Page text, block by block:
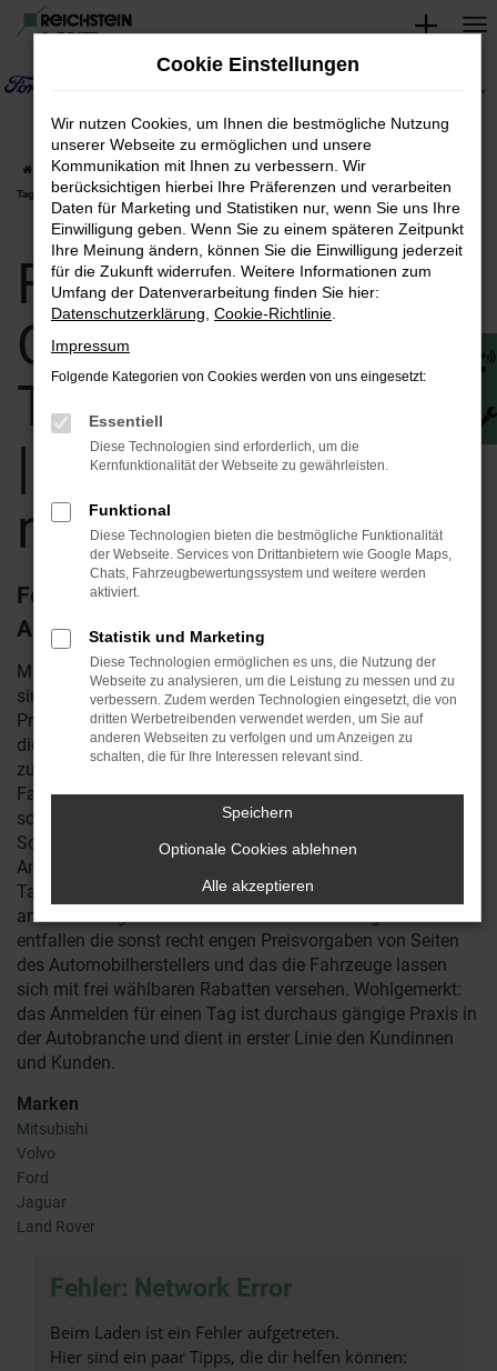
Zum
springen
Startseite Apolda Ford Ford Transit Courier
Ford Transit Courier
Tageszulassungen | Lieferservice nach Apolda
Ford Transit
Courier
Tageszulassungen
| Lieferservice
nach Apolda
Ford Transit Courier Tageszulassung in
Apolda – Neuwagen zum Schnäppchenpreis
Mit einer Ford Transit Courier Tageszulassung in Apolda
sind Sie in einem Neuwagen zum deutlich günstigeren
Preis unterwegs. Was Sie dafür tun müssen? Nichts, außer
die spannenden Angebot bei Reichstein & Opitz ins Visier
zu nehmen. Wir bieten Ihnen eine ganze Reihe an
Fahrzeugen als Ford Transit Courier Tageszulassung und
sorgen dafür, dass Ihre Mobilität in Apolda zum
Schnäppchenpreis erfolgt. Die Besonderheit unserer
Angebot liegt darin, dass jede Ford Transit Courier
Tageszulassung für genau einen Tag in Apolda oder
anderswo zugelassen wurde. Durch diese Vorgehensweise
entfallen die sonst recht engen Preisvorgaben von Seiten
des Automobilherstellers und das die Fahrzeuge lassen
sich mit frei wählbaren Rabatten versehen. Wohlgemerkt:
das Anmelden für einen Tag ist durchaus gängige Praxis in
der Autobranche und dient in erster Linie den Kundinnen
und Kunden.
Marken
Mitsubishi
Volvo
Ford
Jaguar
Land Rover
Fehler: Network Error
Beim Laden ist ein Fehler aufgetreten.
Hier sind ein paar Tipps, die dir helfen können:
Cookie Einstellungen
Wir nutzen Cookies, um Ihnen die bestmögliche Nutzung
unserer Webseite zu ermöglichen und unsere
Kommunikation mit Ihnen zu verbessern. Wir
berücksichtigen hierbei Ihre Präferenzen und verarbeiten
Daten für Marketing und Statistiken nur, wenn Sie uns Ihre
Einwilligung geben. Wenn Sie zu einem späteren Zeitpunkt
Ihre Meinung ändern, können Sie die Einwilligung jederzeit
für die Zukunft widerrufen. Weitere Informationen zum
Umfang der Datenverarbeitung finden Sie hier:
Datenschutzerklärung Cookie-Richtlinie
Impressum
Folgende Kategorien von Cookies werden von uns eingesetzt:
Essentiell
Diese Technologien sind erforderlich, um die
Kernfunktionalität der Webseite zu gewährleisten.
Funktional
Diese Technologien bieten die bestmögliche Funktionalität
der Webseite. Services von Drittanbietern wie Google Maps,
Chats, Fahrzeugbewertungssystem und weitere werden
aktiviert.
Statistik und Marketing
Diese Technologien ermöglichen es uns, die Nutzung der
Webseite zu analysieren, um die Leistung zu messen und zu
verbessern. Zudem werden Technologien eingesetzt, die von
dritten Werbetreibenden verwendet werden, um Sie auf
anderen Webseiten zu verfolgen und um Anzeigen zu
schalten, die für Ihre Interessen relevant sind.
Speichern
Optionale Cookies ablehnen
Alle akzeptieren